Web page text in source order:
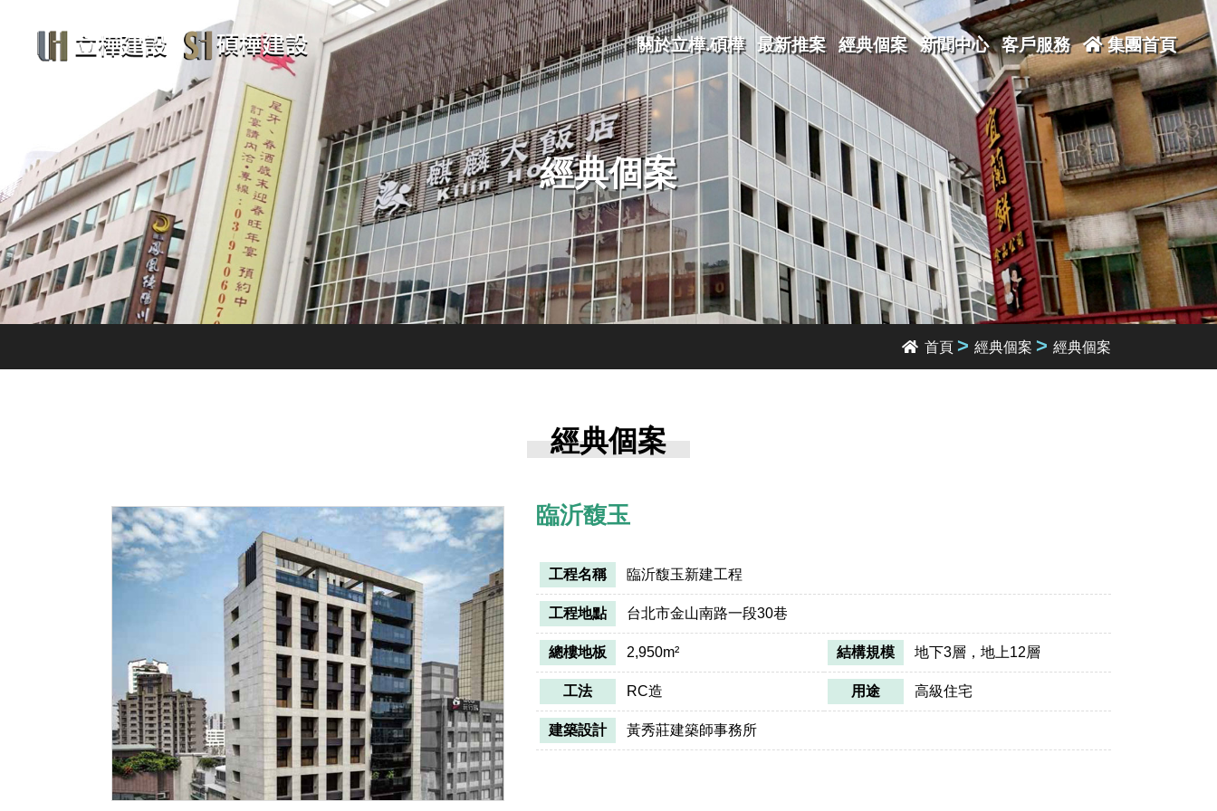
關於立樺.碩樺 最新推案 經典個案 新聞中心 客戶服務 集團首頁
經典個案
首頁 > 經典個案 > 經典個案
經典個案
臨沂馥玉
工程名稱 臨沂馥玉新建工程
工程地點 台北市金山南路一段30巷
總樓地板 2,950m² 結構規模 地下3層，地上12層
工法 RC造 用途 高級住宅
建築設計 黃秀莊建築師事務所